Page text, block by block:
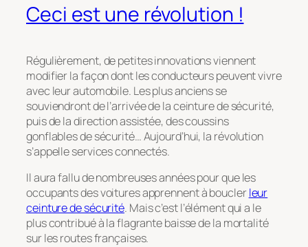
Ceci est une révolution !
Régulièrement, de petites innovations viennent
modifier la façon dont les conducteurs peuvent vivre
avec leur automobile. Les plus anciens se
souviendront de l’arrivée de la ceinture de sécurité,
puis de la direction assistée, des coussins
gonflables de sécurité… Aujourd’hui, la révolution
s’appelle services connectés.
Il aura fallu de nombreuses années pour que les
occupants des voitures apprennent à bouclerleur
ceinture de sécurité. Mais c’est l’élément qui a le
plus contribué à la flagrante baisse de la mortalité
sur les routes françaises.